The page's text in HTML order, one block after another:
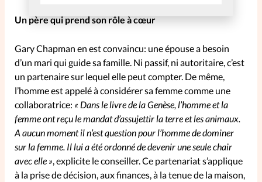
Un père qui prend son rôle à cœur
Gary Chapman en est convaincu: une épouse a besoin
d’un mari qui guide sa famille. Ni passif, ni autoritaire, c’est
un partenaire sur lequel elle peut compter. De même,
l’homme est appelé à considérer sa femme comme une
collaboratrice: « Dans le livre de la Genèse, l’homme et la
femme ont reçu le mandat d’assujettir la terre et les animaux.
A aucun moment il n’est question pour l’homme de dominer
sur la femme. Il lui a été ordonné de devenir une seule chair
avec elle », explicite le conseiller. Ce partenariat s’applique
à la prise de décision, aux finances, à la tenue de la maison,